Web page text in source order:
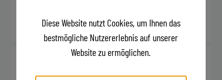
Diese Website nutzt Cookies, um Ihnen das
bestmögliche Nutzererlebnis auf unserer
Website zu ermöglichen.